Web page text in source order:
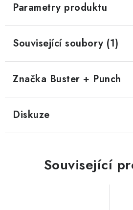
Kontakt O nás OP GDPR
Oboroví ODBORNÍCI
Doporučujeme
Parametry produktu
Související soubory (1)
Značka Buster + Punch
Diskuze
Související